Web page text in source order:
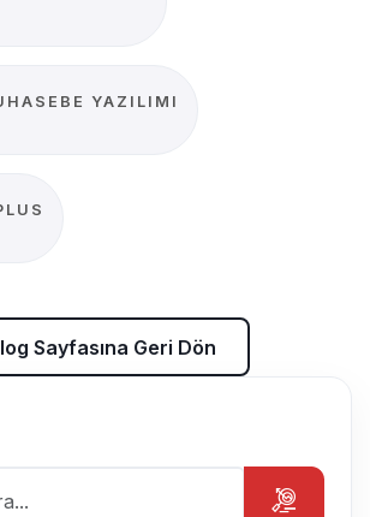
YAZILIMI
Sayfasına Geri Dön
Sayfasına Geri Dön